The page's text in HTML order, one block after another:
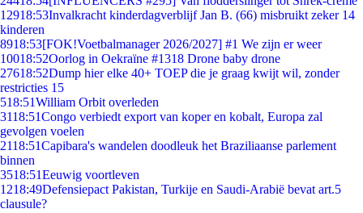
12918:53Invalkracht kinderdagverblijf Jan B. (66) misbruikt zeker 14
kinderen
8918:53[FOK!Voetbalmanager 2026/2027] #1 We zijn er weer
10018:52Oorlog in Oekraïne #1318 Drone baby drone
27618:52Dump hier elke 40+ TOEP die je graag kwijt wil, zonder
restricties 15
518:51William Orbit overleden
3118:51Congo verbiedt export van koper en kobalt, Europa zal
gevolgen voelen
2118:51Capibara's wandelen doodleuk het Braziliaanse parlement
binnen
3518:51Eeuwig voortleven
1218:49Defensiepact Pakistan, Turkije en Saudi-Arabië bevat art.5
clausule?